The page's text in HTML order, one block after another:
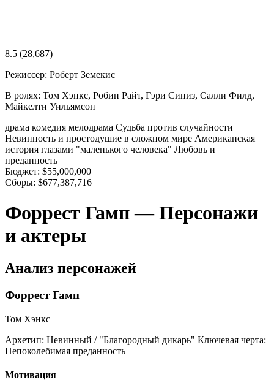
8.5 (28,687)
Режиссер: Роберт Земекис
В ролях: Том Хэнкс, Робин Райт, Гэри Синиз, Салли Филд,
Майкелти Уильямсон
драма комедия мелодрама Судьба против случайности
Невинность и простодушие в сложном мире Американская
история глазами "маленького человека" Любовь и
преданность
Бюджет: $55,000,000
Сборы: $677,387,716
Форрест Гамп — Персонажи
и актеры
Анализ персонажей
Форрест Гамп
Том Хэнкс
Архетип: Невинный / "Благородный дикарь" Ключевая черта:
Непоколебимая преданность
Мотивация